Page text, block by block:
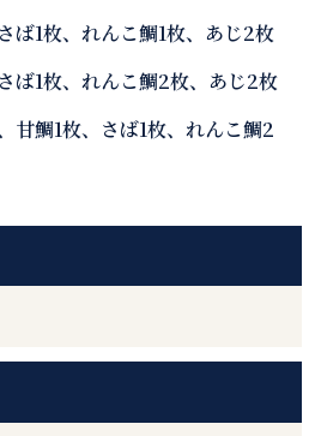
ば1枚、れんこ鯛1枚、あじ2枚
ば1枚、れんこ鯛2枚、あじ2枚
甘鯛1枚、さば1枚、れんこ鯛2